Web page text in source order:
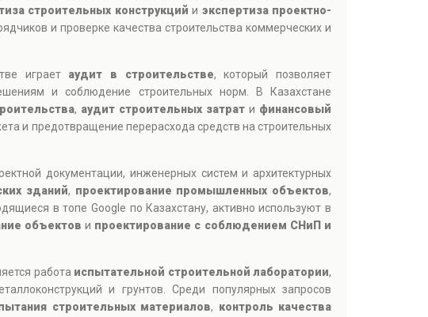
строительных конструкций и экспертиза проектно-
и проверке качества строительства коммерческих и
играет аудит в строительстве, который позволяет
и соблюдение строительных норм. В Казахстане
, аудит строительных затрат и финансовый
и предотвращение перерасхода средств на строительных
документации, инженерных систем и архитектурных
зданий, проектирование промышленных объектов,
в топе Google по Казахстану, активно используют в
объектов и проектирование с соблюдением СНиП и
работа испытательной строительной лаборатории,
и грунтов. Среди популярных запросов
строительных материалов, контроль качества